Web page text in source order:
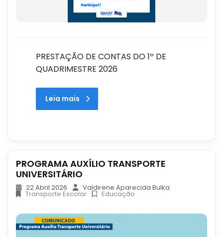
PRESTAÇÃO DE CONTAS DO 1º DE
QUADRIMESTRE 2026
Leia mais
PROGRAMA AUXÍLIO TRANSPORTE
UNIVERSITÁRIO
22 Abril 2026 Valdirene Aparecida Bulka
Transporte Escolar Educação